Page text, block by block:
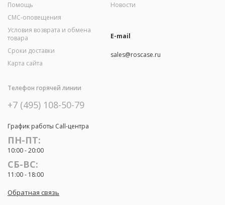
Помощь
СМС-оповещения
Условия возврата и обмена
товара
Сроки доставки
Карта сайта
Новости
E-mail
sales@roscase.ru
Телефон горячей линии
+7 (495) 108-50-79
График работы Call-центра
ПН-ПТ:
10:00 - 20:00
СБ-ВС:
11:00 - 18:00
Обратная связь